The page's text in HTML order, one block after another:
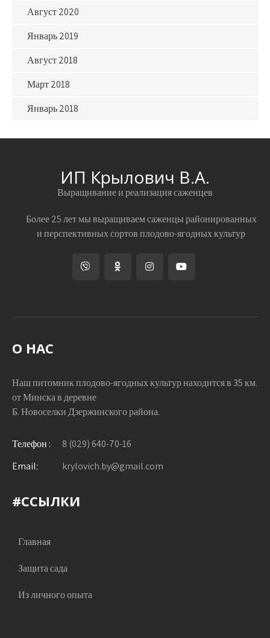
Август 2020
Январь 2019
Август 2018
Март 2018
Январь 2018
ИП Крылович В.А.
Выращивание и реализация саженцев
Более 25 лет мы выращиваем саженцы районированных
и перспективных сортов плодово-ягодных культур
О НАС
Наш питомник плодово-ягодных культур находится в 35 км.
от Минска в деревне
Б. Новоселки Дзержинского района.
Телефон :
8 (029) 640-70-16
Email:
krylovich.by@gmail.com
#ССЫЛКИ
Главная
Защита сада
Из личного опыта